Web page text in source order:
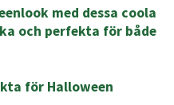
med dessa coola
och perfekta för både
för Halloween